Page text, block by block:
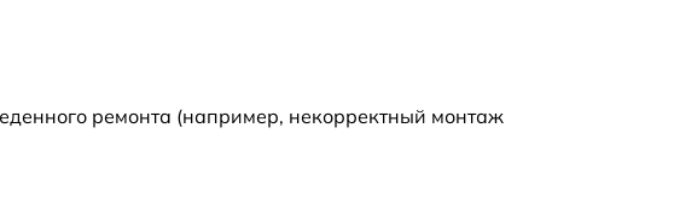
ремонта (например, некорректный монтаж